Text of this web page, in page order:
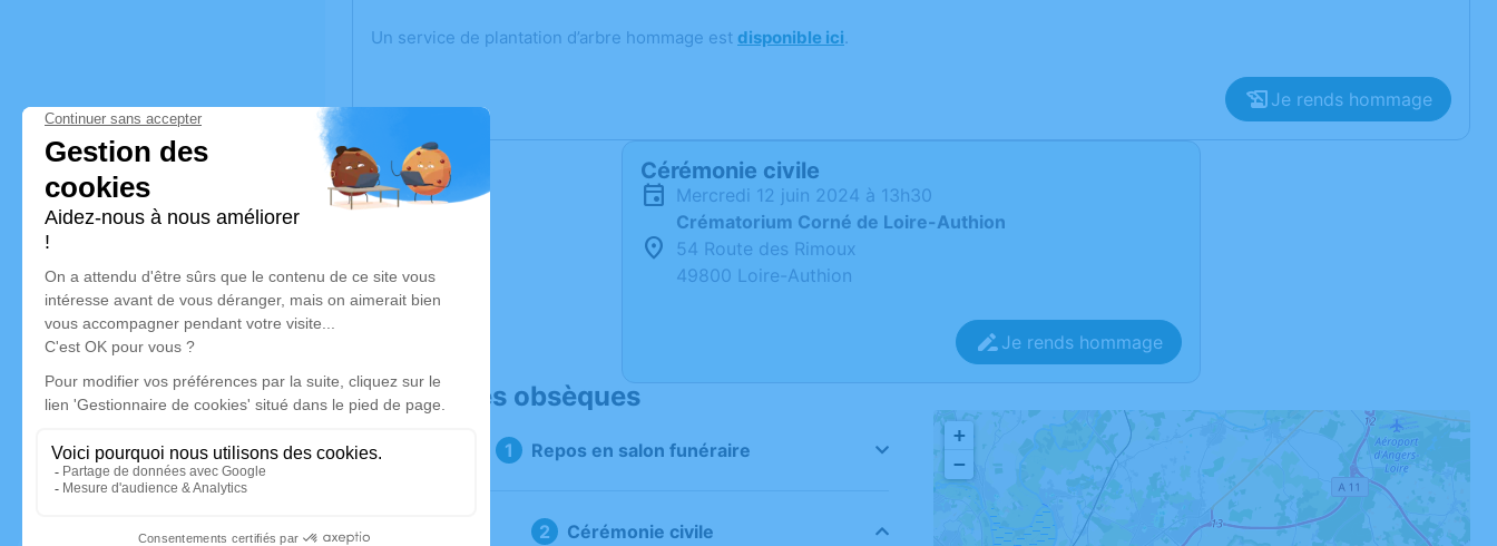
Un service de plantation d’arbre hommage est disponible ici.
Je rends hommage
Cérémonie civile
mercredi 12 juin 2024 à 13h30
Crématorium Corné de Loire-Authion
54 Route des Rimoux
49800 Loire-Authion
Je rends hommage
Déroulé des obsèques
Repos en salon funéraire
Cérémonie civile
+
−